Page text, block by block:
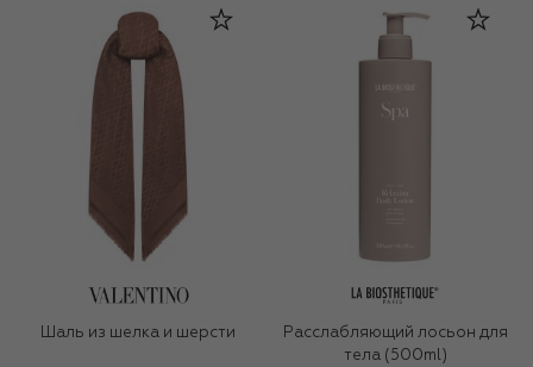
Шаль из шелка и шерсти
Расслабляющий лосьон для
тела (500ml)